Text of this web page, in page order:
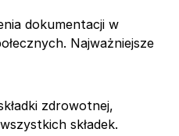
dokumentacji w
Najważniejsze
zdrowotnej,
składek.